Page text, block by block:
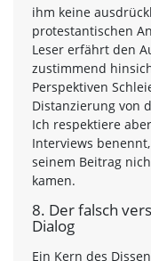
ihm keine
protestantischen
Leser erfährt den
zustimmend
Perspektiven
Distanzierung von
Ich respektiere
Interviews
seinem Beitrag
kamen.
8. Der falsch
Dialog
Ein Kern des